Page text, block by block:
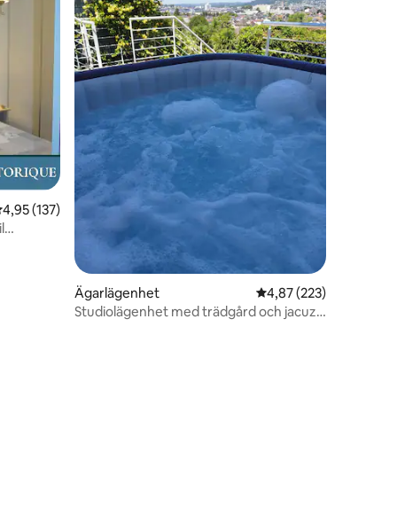
av 5 i genomsnittligt betyg, 137 omdömen
4,95 (137)
Ägarlägenhet 4,87 av 5 i
4,87 (223)
Studiolägenhet med trädgård och jacuzzi